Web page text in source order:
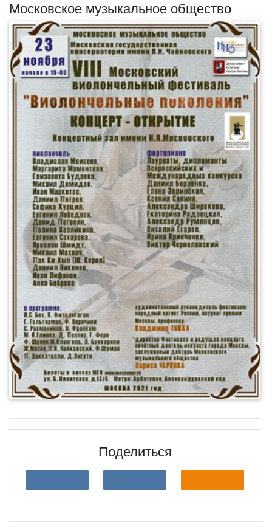
Московское музыкальное общество
Поделиться